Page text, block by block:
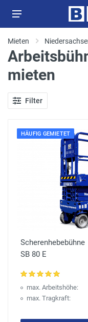
Mieten
mieten
Filter
HÄUFIG GEMIETET
Scherenhebebühne
SB 80 E
max. Arbeitshöhe:
max. Tragkraft: